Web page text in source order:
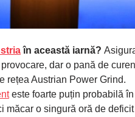
în această iarnă?
dar o pană de
rețea Austrian Power Grind.
este foarte puțin probabilă
măcar o singură oră de